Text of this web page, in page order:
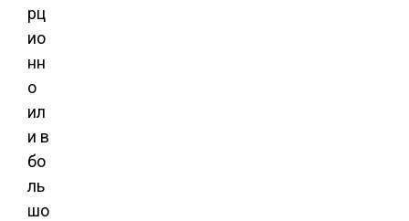
рц
ио
нн
о
ил
и в
бо
ль
шо